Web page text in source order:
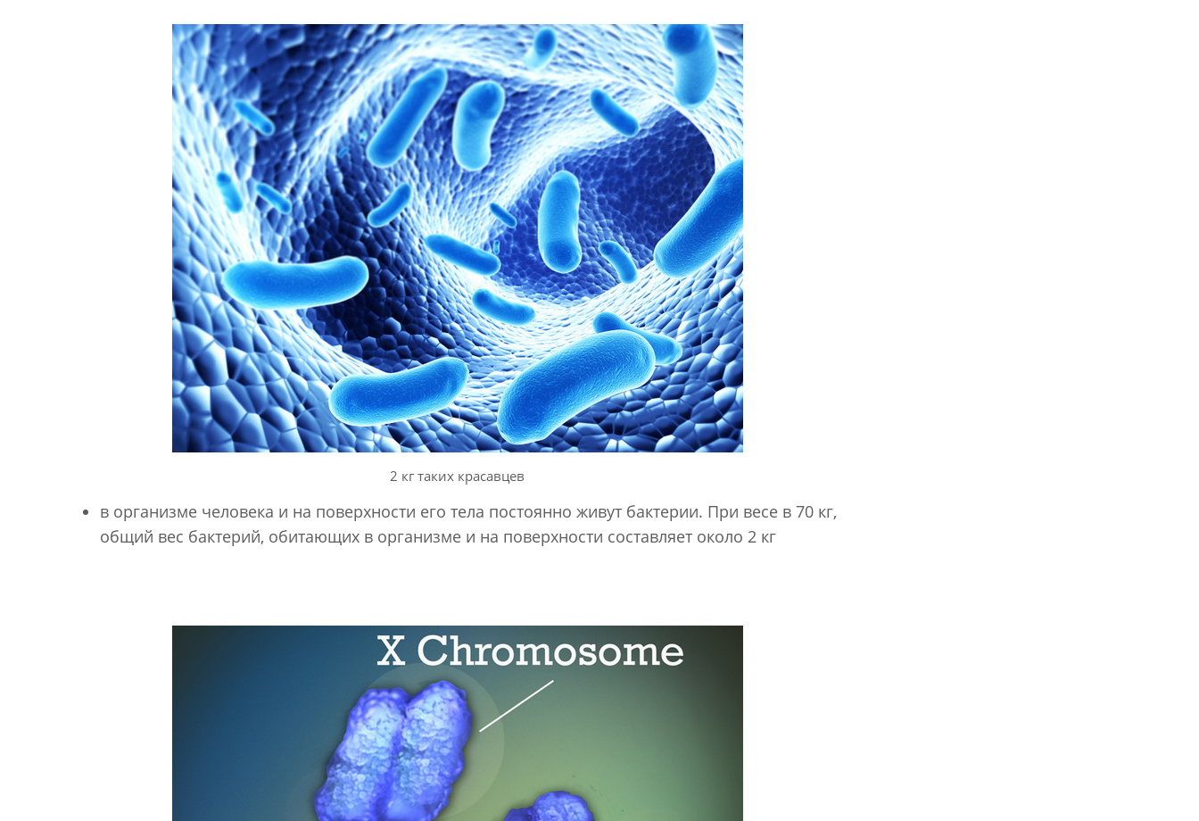
2 кг таких красавцев
в организме человека и на поверхности его тела постоянно живут бактерии. При весе в 70 кг,
общий вес бактерий, обитающих в организме и на поверхности составляет около 2 кг